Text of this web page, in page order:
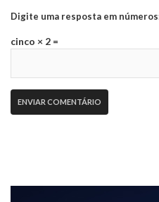
Digite uma resposta em
cinco × 2 =